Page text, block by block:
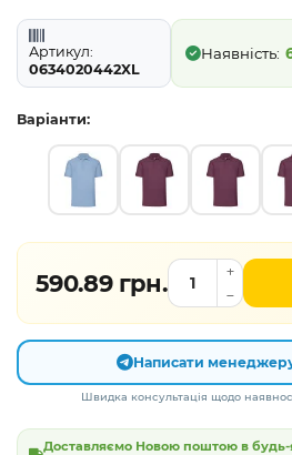
Артикул:
0634020442XL
Варіанти:
590.89 грн.
Написати
Швидка консультація щодо
Доставляємо Новою поштою в будь-